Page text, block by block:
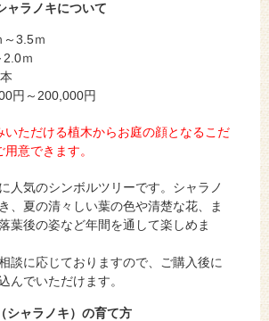
ャラノキについて
3.5ｍ
ｍ
円～200,000円
いただける植木からお庭の顔となるこだ
意できます。
人気のシンボルツリーです。シャラノ
、夏の清々しい葉の色や清楚な花、ま
葉後の姿など年間を通して楽しめま
談に応じておりますので、ご購入後に
んでいただけます。
シャラノキ）の育て方